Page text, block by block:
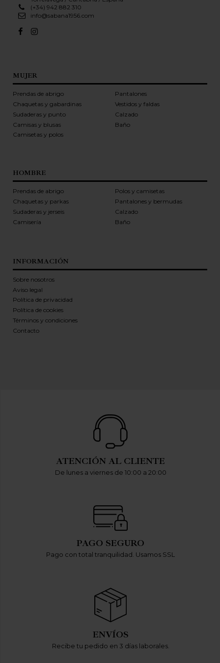
(+34) 942 882 310
info@sabana1956.com
MUJER
Prendas de abrigo
Chaquetas y gabardinas
Sudaderas y punto
Camisas y blusas
Camisetas y polos
Pantalones
Vestidos y faldas
Calzado
Baño
HOMBRE
Prendas de abrigo
Chaquetas y parkas
Sudaderas y jerseis
Camisería
Polos y camisetas
Pantalones y bermudas
Calzado
Baño
INFORMACIÓN
Sobre nosotros
Aviso legal
Política de privacidad
Política de cookies
Términos y condiciones
Contacto
ATENCIÓN AL CLIENTE
De lunes a viernes de 10:00 a 20:00
PAGO SEGURO
Pago con total tranquilidad. Usamos SSL
ENVÍOS
Recibe tu pedido en 3 días laborales.